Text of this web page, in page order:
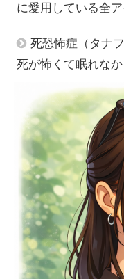
に愛用している全
死恐怖症（タナ
死が怖くて眠れな